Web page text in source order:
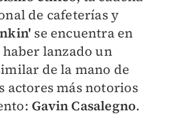
de cafeterías y
' se encuentra en
lanzado un
de la mano de
actores más notorios
Gavin Casalegno.